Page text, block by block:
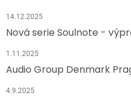
14.12.2025
Nová serie Soulnote -
1.11.2025
Audio Group Denmark
4.9.2025